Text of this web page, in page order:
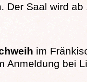
Der Saal wird ab
im
Anmeldung bei